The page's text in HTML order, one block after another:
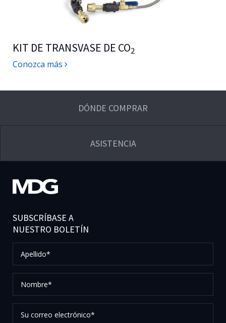
KIT DE TRANSVASE DE CO2
Conozca más
DÓNDE COMPRAR
ASISTENCIA
SUBSCRÍBASE A
NUESTRO BOLETÍN